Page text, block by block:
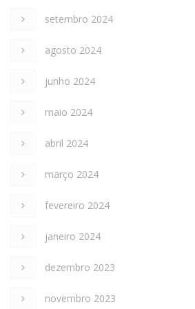
setembro 2024
agosto 2024
junho 2024
maio 2024
abril 2024
março 2024
fevereiro 2024
janeiro 2024
dezembro 2023
novembro 2023